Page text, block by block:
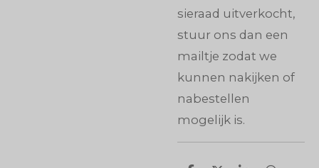
sieraad uitverkocht,
stuur ons dan een
mailtje zodat we
kunnen nakijken of
nabestellen
mogelijk is.